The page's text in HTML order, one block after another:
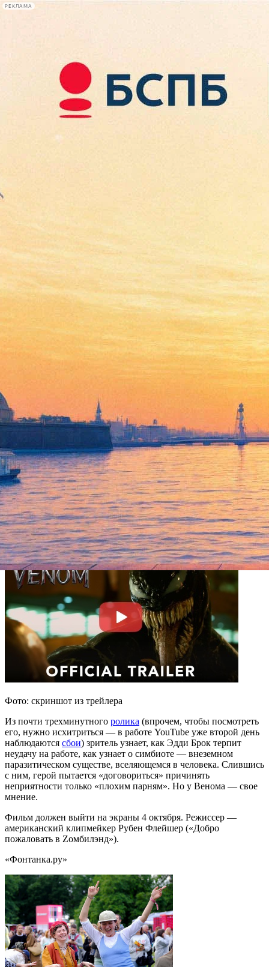
РЕКЛАМА
Сегодня:
2026.08.10
05:43
Афиша Plus
В Тома Харди вселился
симбиот: вышел трейлер
«Венома»
Версия для печати
Один из спин-оффов «Человека-паука» — история персонажа
комиксов Marvel репортера Эдди Брока, превратившегося в
инопланетное существо Веном—, — явлен фанатам этой
киновселенной. Пока в формате трейлера, премьера которого
состоялась в рамках фестиваля CinemaCon в США.
Главную роль в картине исполняет Том Харди («Безумный
Макс: Дорога ярости», «Выживший»), а его подругу —
Мишель Уильямс, недавно блеснувшая ролью невестки Пола
Гетти в картине «Все деньги мира».
Фото: скриншот из трейлера
Из почти трехминутного ролика (впрочем, чтобы посмотреть
его, нужно исхитриться — в работе YouTube уже второй день
наблюдаются сбои) зритель узнает, как Эдди Брок терпит
неудачу на работе, как узнает о симбиоте — внеземном
паразитическом существе, вселяющемся в человека. Слившись
с ним, герой пытается «договориться» причинять
неприятности только «плохим парням». Но у Венома — свое
мнение.
Фильм должен выйти на экраны 4 октября. Режиссер —
американский клипмейкер Рубен Флейшер («Добро
пожаловать в Zомбилэнд»).
«Фонтанка.ру»